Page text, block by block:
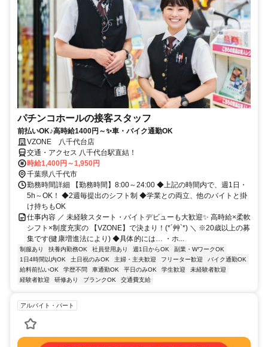
パチンコホールの接客スタッフ
前払いOK♪高時給1400円～✨車・バイク通勤OK
VZONE 八千代台店
交通・アクセス 八千代台駅直結！
時給1,400円～1,950円
千葉県八千代市
勤務時間詳細 【勤務時間】8:00～24:00 ◆上記の時間内で、週1日・
5h～OK！ ◆2週毎提出のシフト制 ◆学業との両立、他のバイトと掛
け持ちもOK
仕事内容 ／ 未経験スタート・バイトデビューも大歓迎✨ 高時給×柔軟
シフト×制度充実の 【VZONE】で決まり！(*´艸`*) ＼ ※20歳以上の募
集です(健康増進法により) ◆具体的には… ・ホ...
制服あり 扶養内勤務OK 社員登用あり 週1日からOK
副業・WワークOK
1日4時間以内OK
土日祝のみOK 主婦・主夫歓迎 フリーター歓迎
バイク通勤OK
給料前払いOK
学歴不問 車通勤OK 平日のみOK 学生歓迎
未経験者歓迎
経験者歓迎
研修あり ブランクOK 交通費支給
アルバイト・パート